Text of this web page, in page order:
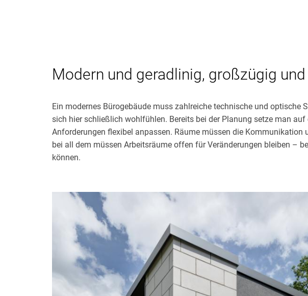
Modern und geradlinig, großzügig und
Ein modernes Bürogebäude muss zahlreiche technische und
sich hier schließlich wohlfühlen. Bereits bei der Planung setze man
Anforderungen flexibel anpassen. Räume müssen die
bei all dem müssen Arbeitsräume offen für Veränderungen bleiben –
können.